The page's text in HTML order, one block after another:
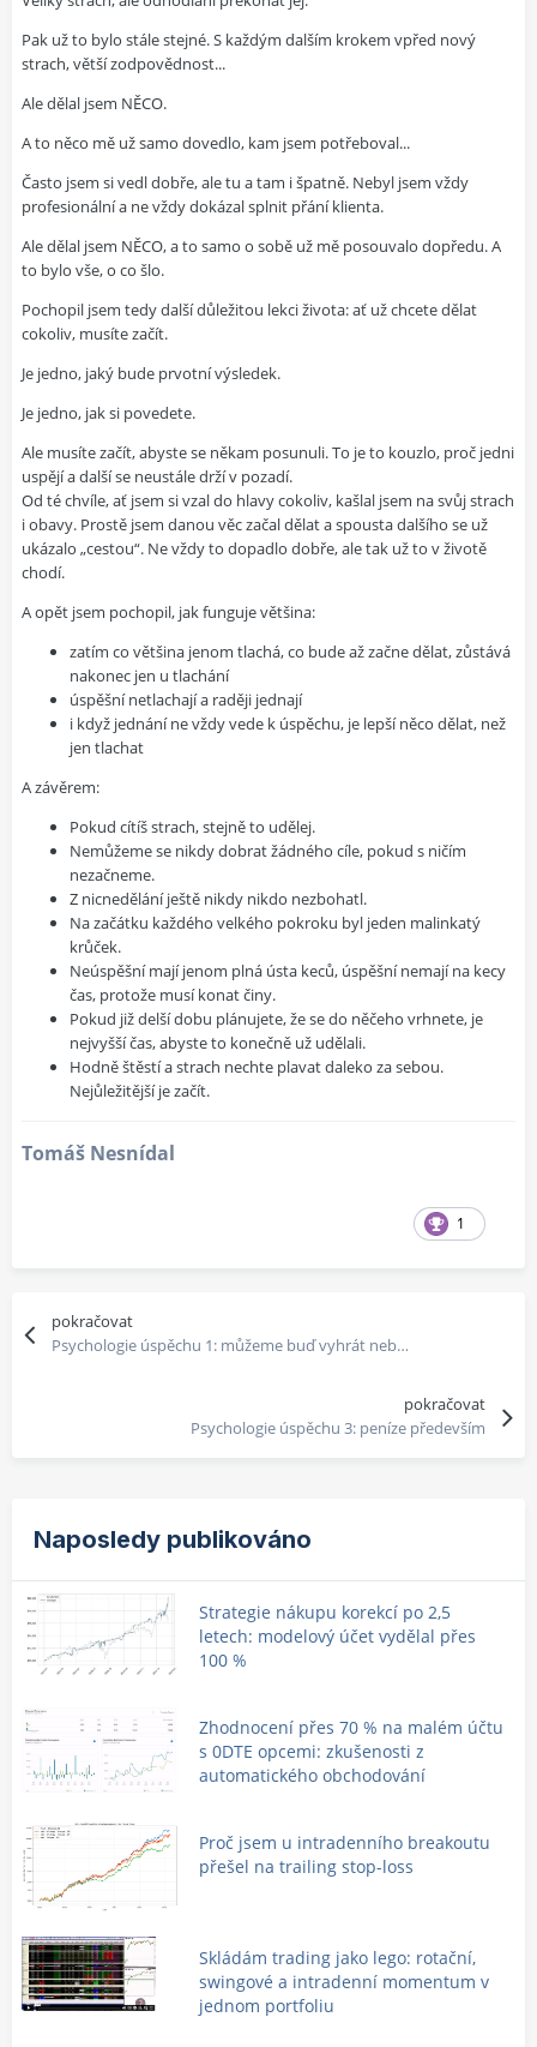
Pak už to bylo stále stejné. S každým dalším krokem vpřed nový
strach, větší zodpovědnost...
Ale dělal jsem NĚCO.
A to něco mě už samo dovedlo, kam jsem potřeboval...
Často jsem si vedl dobře, ale tu a tam i špatně. Nebyl jsem vždy
profesionální a ne vždy dokázal splnit přání klienta.
Ale dělal jsem NĚCO, a to samo o sobě už mě posouvalo dopředu. A
to bylo vše, o co šlo.
Pochopil jsem tedy další důležitou lekci života: ať už chcete dělat
cokoliv, musíte začít.
Je jedno, jaký bude prvotní výsledek.
Je jedno, jak si povedete.
Ale musíte začít, abyste se někam posunuli. To je to kouzlo, proč jedni
uspějí a další se neustále drží v pozadí.
Od té chvíle, ať jsem si vzal do hlavy cokoliv, kašlal jsem na svůj strach
i obavy. Prostě jsem danou věc začal dělat a spousta dalšího se už
ukázalo „cestou“. Ne vždy to dopadlo dobře, ale tak už to v životě
chodí.
A opět jsem pochopil, jak funguje většina:
zatím co většina jenom tlachá, co bude až začne dělat, zůstává
nakonec jen u tlachání
úspěšní netlachají a raději jednají
i když jednání ne vždy vede k úspěchu, je lepší něco dělat, než
jen tlachat
A závěrem:
Pokud cítíš strach, stejně to udělej.
Nemůžeme se nikdy dobrat žádného cíle, pokud s ničím
nezačneme.
Z nicnedělání ještě nikdy nikdo nezbohatl.
Na začátku každého velkého pokroku byl jeden malinkatý
krůček.
Neúspěšní mají jenom plná ústa keců, úspěšní nemají na kecy
čas, protože musí konat činy.
Pokud již delší dobu plánujete, že se do něčeho vrhnete, je
nejvyšší čas, abyste to konečně už udělali.
Hodně štěstí a strach nechte plavat daleko za sebou.
Nejůležitější je začít.
Tomáš Nesnídal
1
pokračovat
Psychologie úspěchu 1: můžeme buď vyhrát nebo prohrát
pokračovat
Psychologie úspěchu 3: peníze především
Naposledy publikováno
Strategie nákupu korekcí po 2,5
letech: modelový účet vydělal přes
100 %
Zhodnocení přes 70 % na malém účtu
s 0DTE opcemi: zkušenosti z
automatického obchodování
Proč jsem u intradenního breakoutu
přešel na trailing stop-loss
Skládám trading jako lego: rotační,
swingové a intradenní momentum v
jednom portfoliu